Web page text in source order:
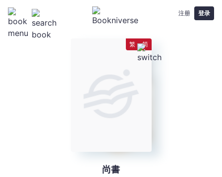
注册 登录
繁 简
尚書